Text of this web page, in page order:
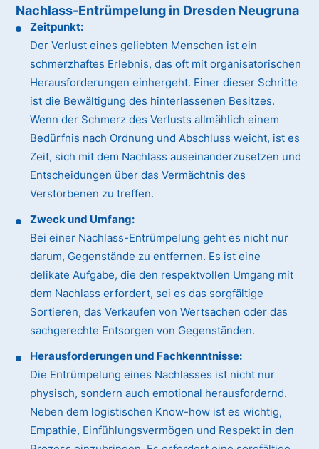
Nachlass-Entrümpelung in Dresden Neugruna
Zeitpunkt:
Der Verlust eines geliebten Menschen ist ein
schmerzhaftes Erlebnis, das oft mit organisatorischen
Herausforderungen einhergeht. Einer dieser Schritte
ist die Bewältigung des hinterlassenen Besitzes.
Wenn der Schmerz des Verlusts allmählich einem
Bedürfnis nach Ordnung und Abschluss weicht, ist es
Zeit, sich mit dem Nachlass auseinanderzusetzen und
Entscheidungen über das Vermächtnis des
Verstorbenen zu treffen.
Zweck und Umfang:
Bei einer Nachlass-Entrümpelung geht es nicht nur
darum, Gegenstände zu entfernen. Es ist eine
delikate Aufgabe, die den respektvollen Umgang mit
dem Nachlass erfordert, sei es das sorgfältige
Sortieren, das Verkaufen von Wertsachen oder das
sachgerechte Entsorgen von Gegenständen.
Herausforderungen und Fachkenntnisse:
Die Entrümpelung eines Nachlasses ist nicht nur
physisch, sondern auch emotional herausfordernd.
Neben dem logistischen Know-how ist es wichtig,
Empathie, Einfühlungsvermögen und Respekt in den